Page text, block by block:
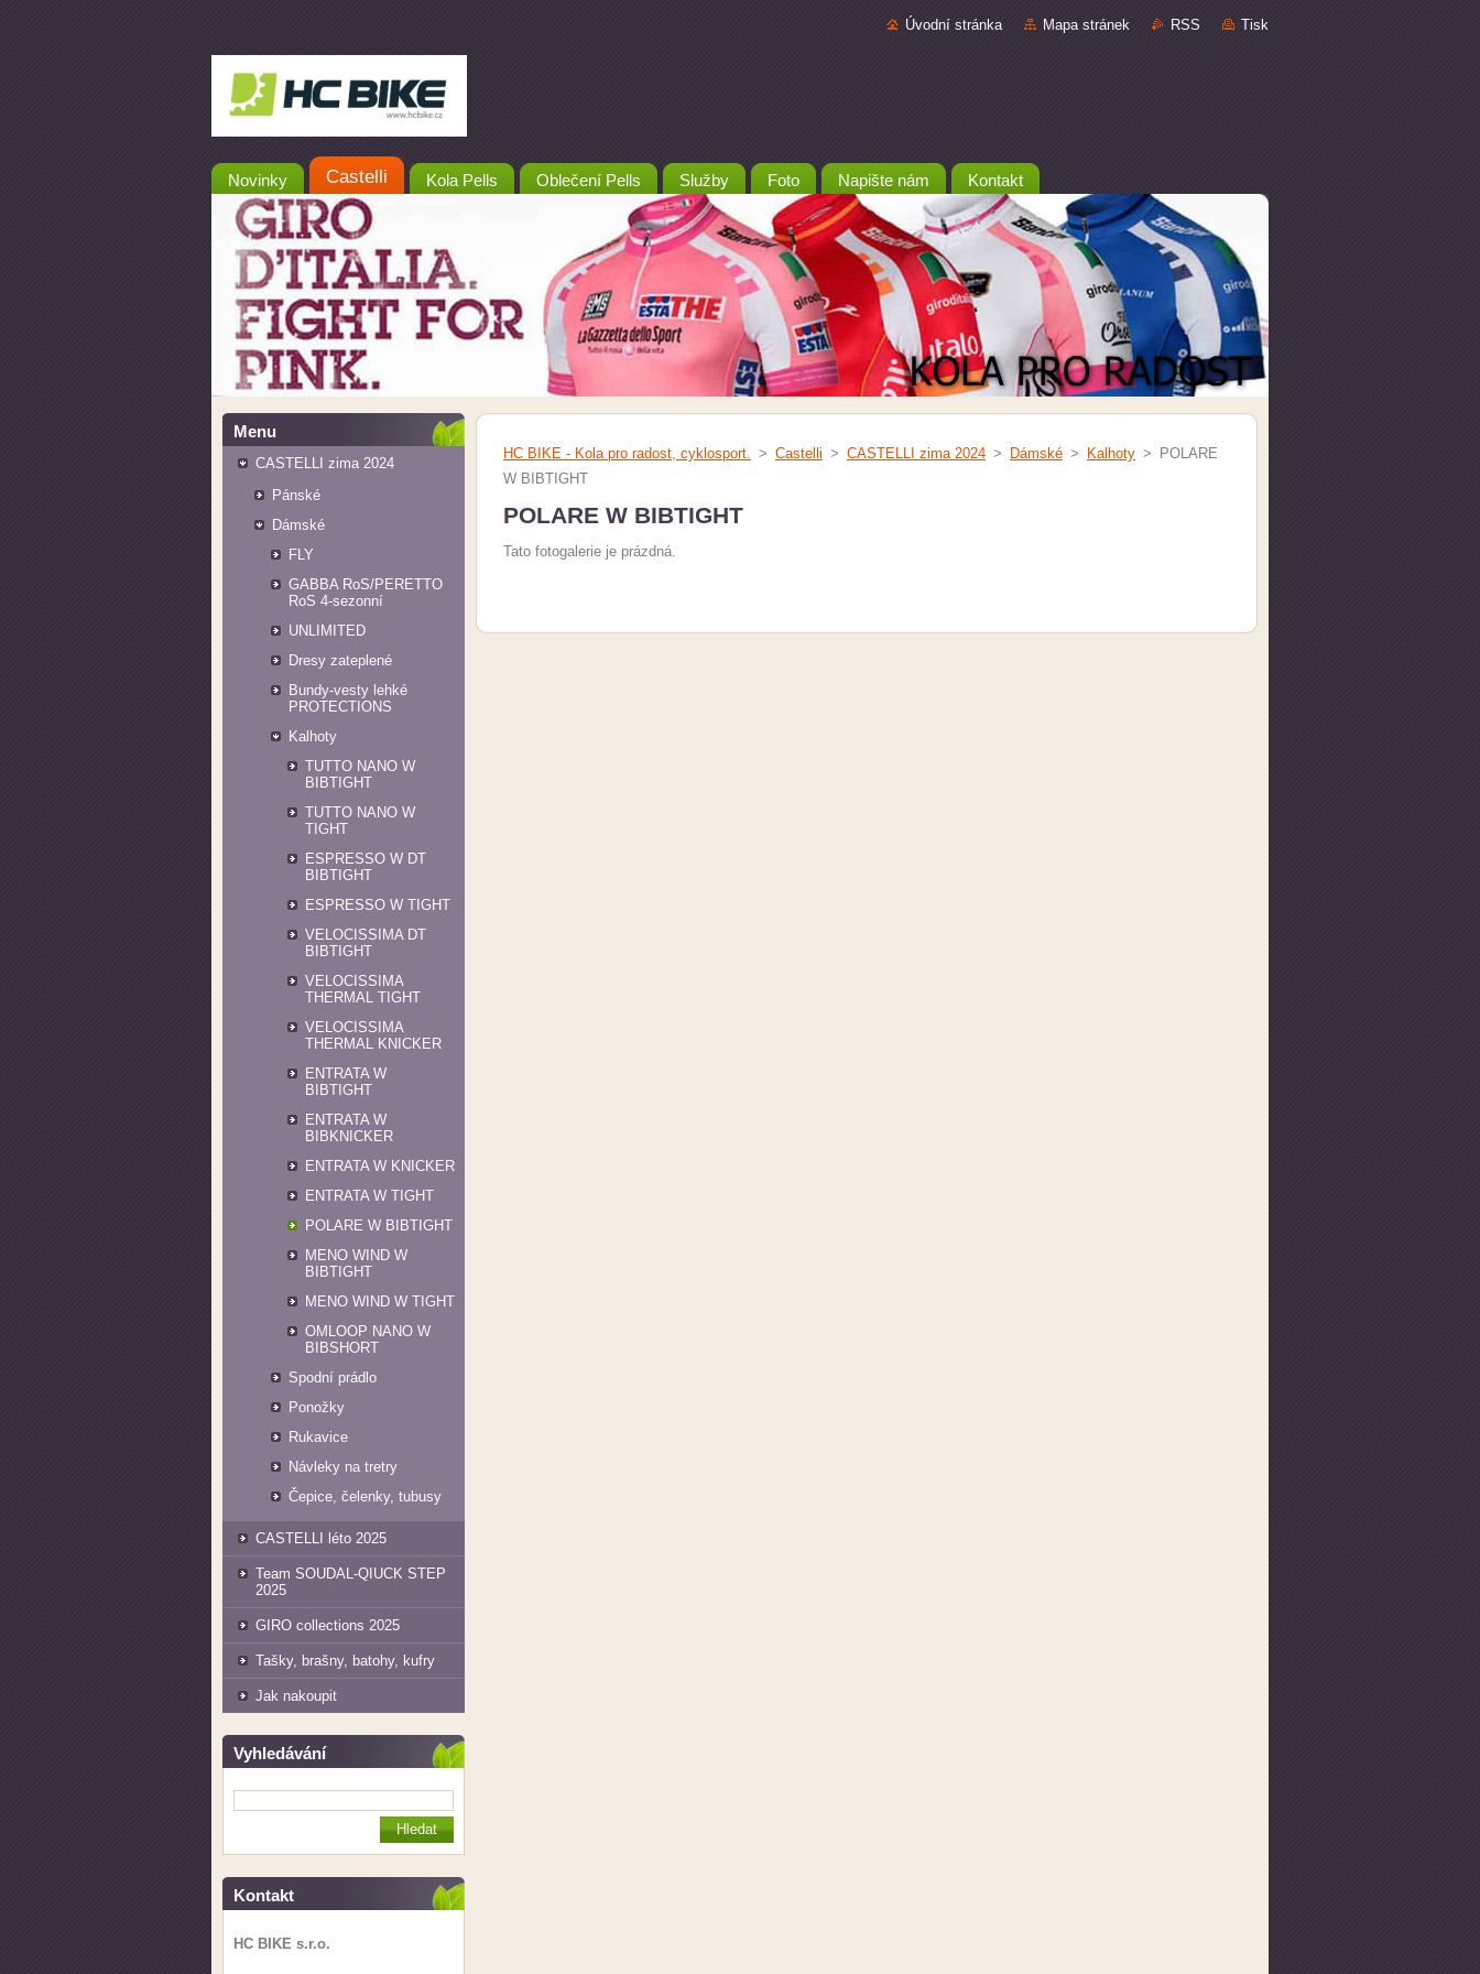
Úvodní stránka Mapa stránek RSS Tisk
Novinky Castelli Kola Pells Oblečení Pells Služby Foto Napište nám Kontakt
Menu
CASTELLI zima 2024
Pánské
Dámské
FLY
GABBA RoS/PERETTO
RoS 4-sezonní
UNLIMITED
Dresy zateplené
Bundy-vesty lehké
PROTECTIONS
Kalhoty
TUTTO NANO W
BIBTIGHT
TUTTO NANO W
TIGHT
ESPRESSO W DT
BIBTIGHT
ESPRESSO W TIGHT
VELOCISSIMA DT
BIBTIGHT
VELOCISSIMA
THERMAL TIGHT
VELOCISSIMA
THERMAL KNICKER
ENTRATA W
BIBTIGHT
ENTRATA W
BIBKNICKER
ENTRATA W KNICKER
ENTRATA W TIGHT
POLARE W BIBTIGHT
MENO WIND W
BIBTIGHT
MENO WIND W TIGHT
OMLOOP NANO W
BIBSHORT
Spodní prádlo
Ponožky
Rukavice
Návleky na tretry
Čepice, čelenky, tubusy
CASTELLI léto 2025
Team SOUDAL-QIUCK STEP
2025
GIRO collections 2025
Tašky, brašny, batohy, kufry
Jak nakoupit
Vyhledávání
Kontakt
HC BIKE s.r.o.
HC BIKE - Kola pro radost, cyklosport. > Castelli > CASTELLI zima 2024 > Dámské > Kalhoty >
POLARE
W BIBTIGHT
POLARE W BIBTIGHT
Tato fotogalerie je prázdná.